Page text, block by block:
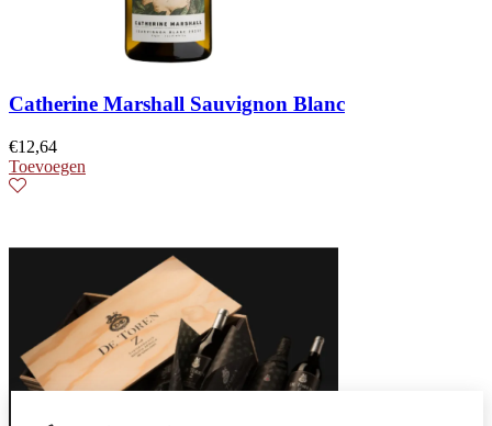
Catherine Marshall Sauvignon Blanc
€12,64
Toevoegen